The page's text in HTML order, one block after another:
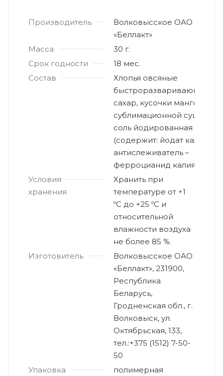
Производитель
Волковысское ОАО
«Беллакт»
Масса
30 г.
Срок годности
18 мес.
Состав
Хлопья овсяные
быстроразваривающиеся,
сахар, кусочки манго
сублимационной сушки,
соль йодированная
(содержит: йодат калия,
антислеживатель –
ферроцианид калия).
Условия
хранения
Хранить при
температуре от +1
ºС до +25 ºС и
относительной
влажности воздуха
не более 85 %.
Изготовитель
Волковысское ОАО
«Беллакт», 231900,
Республика
Беларусь,
Гродненская обл., г.
Волковыск, ул.
Октябрьская, 133,
тел.:+375 (1512) 7-50-
50
Упаковка
полимерная